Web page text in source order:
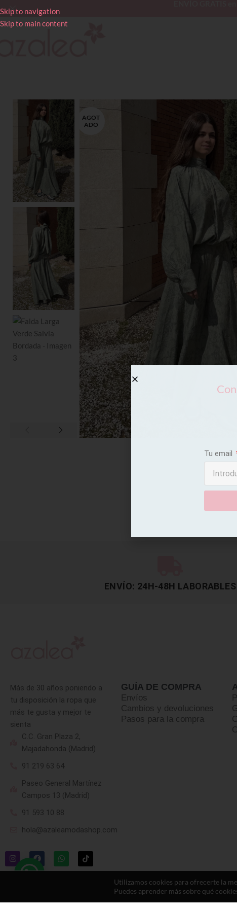
Skip to navigation
Skip to main content
AGOT
ADO
ENVÍO: 24H-48H LABORABLES
Más de 30 años poniendo a
tu disposición la ropa que
más te gusta y mejor te
sienta
C.C. Gran Plaza 2,
Majadahonda (Madrid)
91 219 63 64
Paseo General Martínez
Campos 13 (Madrid)
91 593 10 88
hola@azaleamodashop.com
GUÍA DE COMPRA
Envíos
Cambios y devoluciones
Pasos para la compra
Utilizamos cookies para ofrecerte la
Puedes aprender más sobre qué
Tu email